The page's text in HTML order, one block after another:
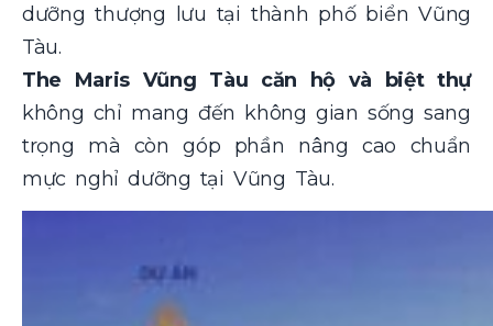
dưỡng thượng lưu tại thành phố biển Vũng
Tàu.
The Maris Vũng Tàu căn hộ và biệt thự
không chỉ mang đến không gian sống sang
trọng mà còn góp phần nâng cao chuẩn
mực nghỉ dưỡng tại Vũng Tàu.